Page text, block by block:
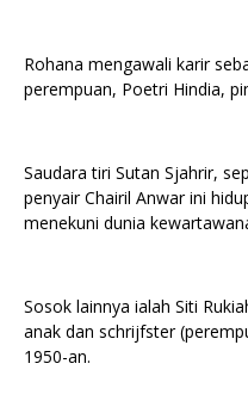
Rohana mengawali karir
perempuan, Poetri Hindia,
Saudara tiri Sutan Sjahrir,
penyair Chairil Anwar ini
menekuni dunia
Sosok lainnya ialah Siti
anak dan schrijfster
1950-an.